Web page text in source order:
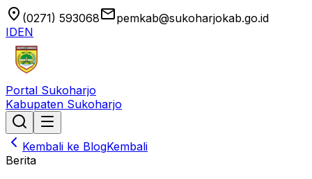
location_on (0271) 593068emailpemkab@sukoharjokab.go.id
IDEN
Portal Sukoharjo
Kabupaten Sukoharjo
Kembali ke BlogKembali
Berita